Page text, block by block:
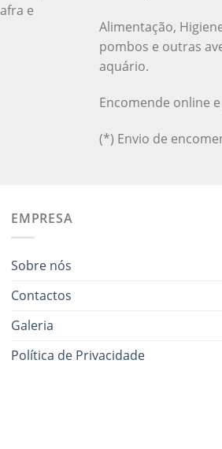
e
Alimentação,
pombos e outras
aquário.
Encomende online
(*) Envio de
EMPRESA
Sobre nós
Contactos
Galeria
Política de Privacidade